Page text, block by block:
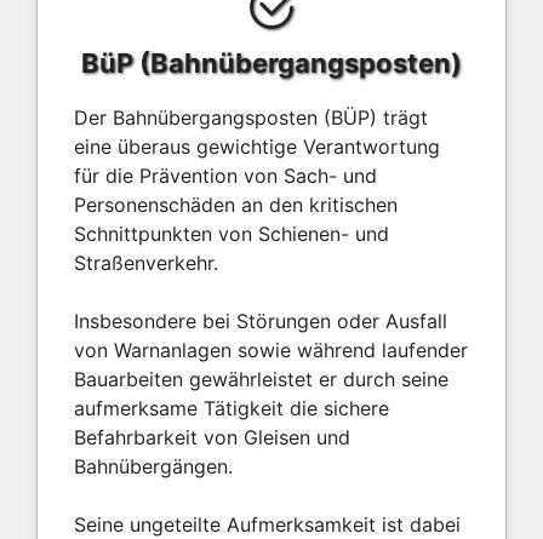
BüP (Bahnübergangsposten)
Der Bahnübergangsposten (BÜP) trägt
eine überaus gewichtige Verantwortung
für die Prävention von Sach- und
Personenschäden an den kritischen
Schnittpunkten von Schienen- und
Straßenverkehr.
Insbesondere bei Störungen oder Ausfall
von Warnanlagen sowie während laufender
Bauarbeiten gewährleistet er durch seine
aufmerksame Tätigkeit die sichere
Befahrbarkeit von Gleisen und
Bahnübergängen.
Seine ungeteilte Aufmerksamkeit ist dabei